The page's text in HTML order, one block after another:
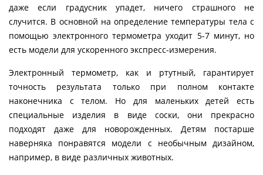
даже если градусник упадет, ничего страшного не
случится. В основной на определение температуры тела с
помощью электронного термометра уходит 5-7 минут, но
есть модели для ускоренного экспресс-измерения.
Электронный термометр, как и ртутный, гарантирует
точность результата только при полном контакте
наконечника с телом. Но для маленьких детей есть
специальные изделия в виде соски, они прекрасно
подходят даже для новорожденных. Детям постарше
наверняка понравятся модели с необычным дизайном,
например, в виде различных животных.